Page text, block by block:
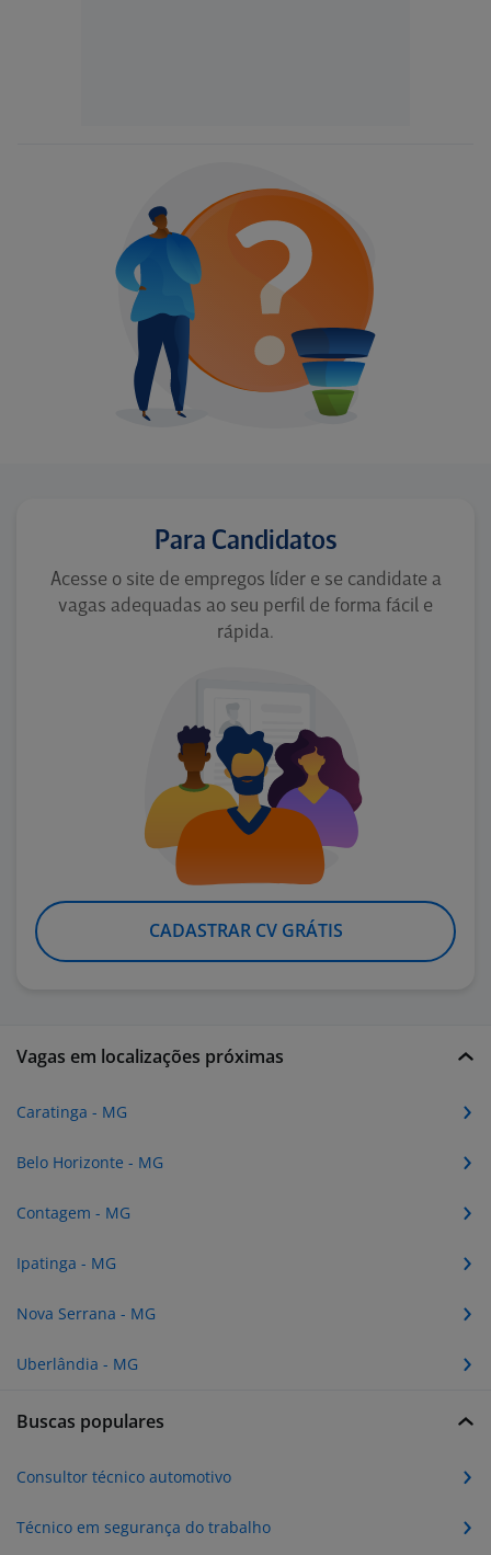
Para Candidatos
Acesse o site de empregos líder e se candidate a
vagas adequadas ao seu perfil de forma fácil e
rápida.
CADASTRAR CV GRÁTIS
Vagas em localizações próximas
Caratinga - MG
Belo Horizonte - MG
Contagem - MG
Ipatinga - MG
Nova Serrana - MG
Uberlândia - MG
Buscas populares
Consultor técnico automotivo
Técnico em segurança do trabalho